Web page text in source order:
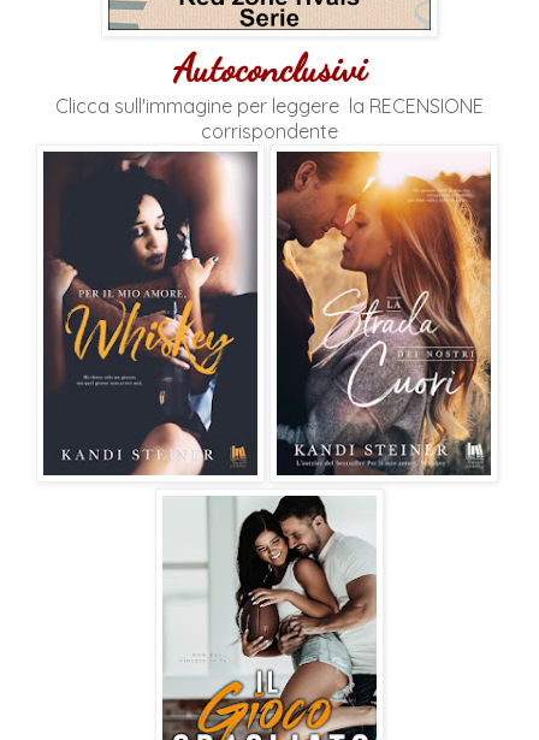
Autoconclusivi
Clicca sull'immagine per leggere la RECENSIONE
corrispondente